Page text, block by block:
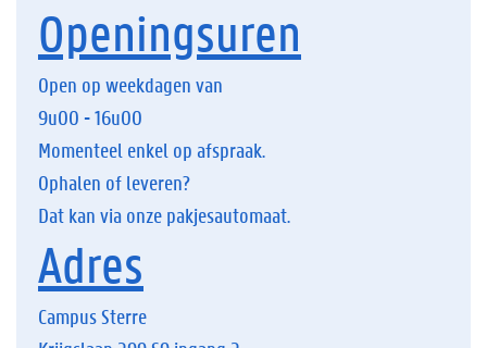
Openingsuren
Open op weekdagen van
9u00 - 16u00
Momenteel enkel op afspraak.
Ophalen of leveren?
Dat kan via onze pakjesautomaat.
Adres
Campus Sterre